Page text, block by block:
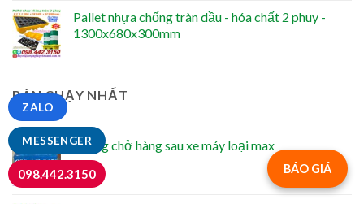
Pallet nhựa chống tràn dầu - hóa chất 2 phuy -
1300x680x300mm
BÁN CHẠY NHẤT
Thùng chở hàng sau xe máy loại max
BÁO GIÁ
MESSENGER
ZALO
098.442.3150